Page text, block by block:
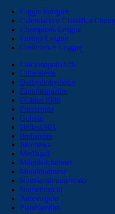
Coppe Europee
Calendario e Classifica
Champions League
Europa League
Conference League
Calcionapoli1926
Cittaceleste
Derbyderbyderby
Fantamagazine
FCInter1908
Forzaroma
Golssip
Hellas1903
Ilmilanista
Juvenews
Mediagol
Milanistichannel
Mondoudinese
Notiziecalciomercato
Numericalcio
Padovasport
Pianetamilan